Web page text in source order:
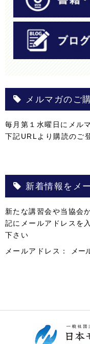
メルマガのご
毎月第１水曜日にメル
下記URLより購読のご
新着情報をメ
新たな講習会や当協会
記にメールアドレスを
下さい
メールアドレス：